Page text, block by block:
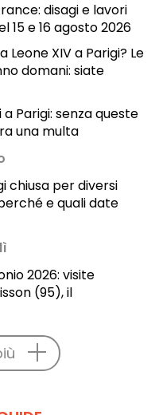
disagi e lavori
15 e 16 agosto 2026
XIV a Parigi? Le
domani: siate
Parigi: senza queste
una multa
chiusa per diversi
e quali date
2026: visite
(95), il